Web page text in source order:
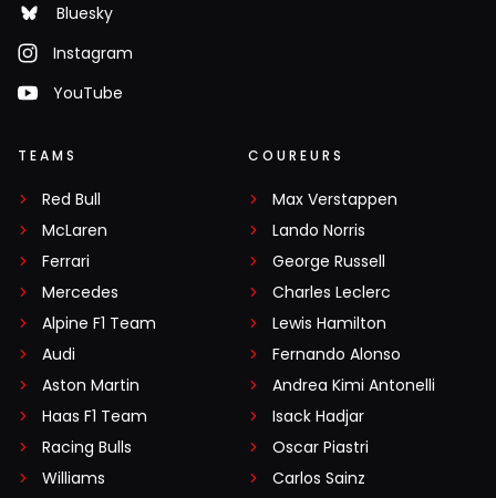
Bluesky
Instagram
YouTube
TEAMS
Red Bull
McLaren
Ferrari
Mercedes
Alpine F1 Team
Audi
Aston Martin
Haas F1 Team
Racing Bulls
Williams
COUREURS
Max Verstappen
Lando Norris
George Russell
Charles Leclerc
Lewis Hamilton
Fernando Alonso
Andrea Kimi Antonelli
Isack Hadjar
Oscar Piastri
Carlos Sainz